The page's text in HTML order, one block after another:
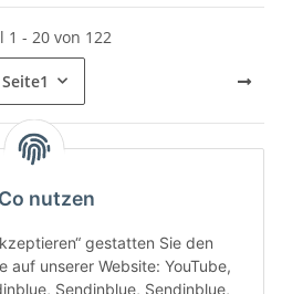
1 - 20 von 122
Seite1
nutzen
gestatten Sie den
auf unserer Website: YouTube,
Sendinblue, Sendinblue,